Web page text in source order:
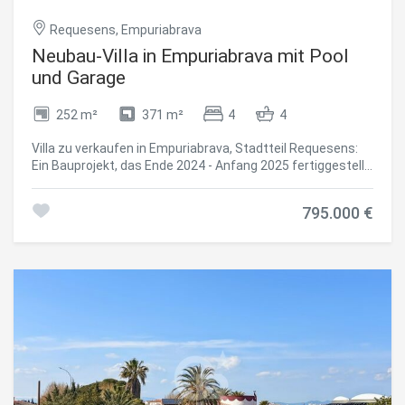
Requesens, Empuriabrava
Neubau-Villa in Empuriabrava mit Pool
und Garage
252 m² 371 m² 4 4
Villa zu verkaufen in Empuriabrava, Stadtteil Requesens:
Ein Bauprojekt, das Ende 2024 - Anfang 2025 fertiggestellt
Nähe zum Strand und zum Einkaufsviertel Albères. Auf
Schlafzimmer verfügen über ein eigenes Bad. In der Küche
großformatigen Fliesen ausgelegte Terrasse, wodurch
eine vollständige Verbindung zwischen dem Innen- und
Außenbereich entsteht. Klimaanlage mit Heiz- und
Kühlfunktion, Doppelverglasung, elektrische Rollläden,
795.000 €